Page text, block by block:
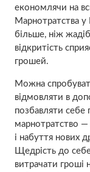
економлячи на
Марнотратства у
більше, ніж
відкритість
грошей.
Можна
відмовляти в
позбавляти себе
марнотратство —
і набуття нових
Щедрість до
витрачати гроші